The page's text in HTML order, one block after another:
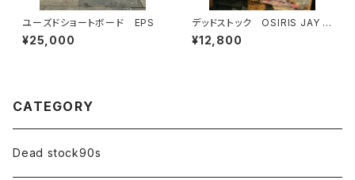
ユーズドショートボード EPS
¥25,000
デッドストック OSIRIS JAY A
DAMS
¥12,800
CATEGORY
Dead stock90s